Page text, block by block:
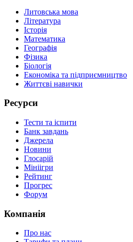
Литовська мова
Література
Історія
Математика
Географія
Фізика
Біологія
Економіка та підприємництво
Життєві навички
Ресурси
Тести та іспити
Банк завдань
Джерела
Новини
Глосарій
Мініігри
Рейтинг
Прогрес
Форум
Компанія
Про нас